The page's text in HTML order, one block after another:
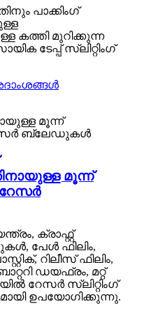
പാക്കിംഗ്
കത്തി മുറിക്കുന്ന
ടേപ്പ് സ്ലിറ്റിംഗ്
മൂന്ന്
ക്രാഫ്റ്റ്
പേൾ ഫിലിം,
റിലീസ് ഫിലിം,
ഡയഫ്രം, മറ്റ്
റേസർ സ്ലിറ്റിംഗ്
ഉപയോഗിക്കുന്നു.